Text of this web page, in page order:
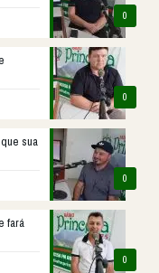
0
0
0
sua
0
fará